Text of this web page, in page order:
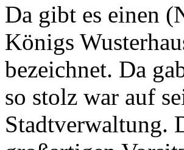
Da gibt es einen
Königs
bezeichnet. Da
so stolz war auf
Stadtverwaltung.